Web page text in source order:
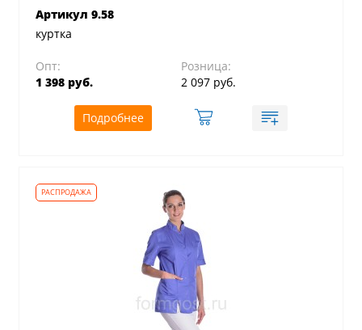
Артикул 9.58
куртка
Опт:
1 398 руб.
Розница:
2 097 руб.
Подробнее